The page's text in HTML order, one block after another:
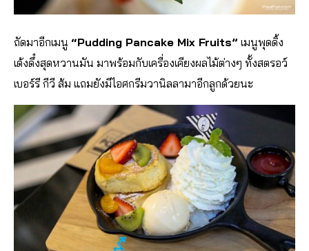
ถัดมาอีกเมนู “Pudding Pancake Mix Fruits” เมนูพุดดิ้ง
เด้งดึ๋งสุดหวานมัน มาพร้อมกับเครื่องเคียงผลไม้ต่างๆ ทั้งสตรอว์
เบอร์รี กีวี ส้ม แถมยังมีไอศกรีมวานิลลามาอีกลูกด้วยนะ